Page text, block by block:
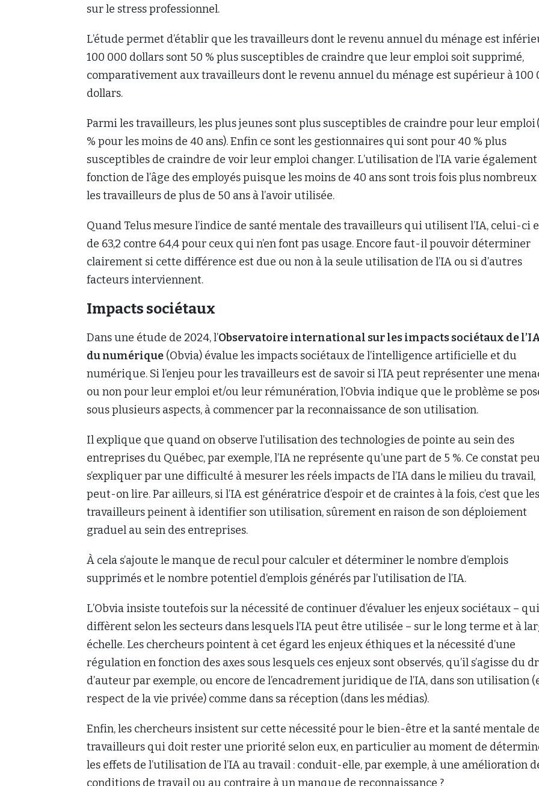
sur le stress professionnel.
L’étude permet d’établir que les travailleurs dont le revenu annuel du ménage est
100 000 dollars sont 50 % plus susceptibles de craindre que leur emploi soit supprimé,
comparativement aux travailleurs dont le revenu annuel du ménage est supérieur à 100
dollars.
Parmi les travailleurs, les plus jeunes sont plus susceptibles de craindre pour leur emploi
% pour les moins de 40 ans). Enfin ce sont les gestionnaires qui sont pour 40 % plus
susceptibles de craindre de voir leur emploi changer. L’utilisation de l’IA varie également
fonction de l’âge des employés puisque les moins de 40 ans sont trois fois plus
les travailleurs de plus de 50 ans à l’avoir utilisée.
Quand Telus mesure l’indice de santé mentale des travailleurs qui utilisent l’IA, celui-ci
de 63,2 contre 64,4 pour ceux qui n’en font pas usage. Encore faut-il pouvoir déterminer
clairement si cette différence est due ou non à la seule utilisation de l’IA ou si d’autres
facteurs interviennent.
Impacts sociétaux
Dans une étude de 2024, l’Observatoire international sur les impacts sociétaux de
du numérique (Obvia) évalue les impacts sociétaux de l’intelligence artificielle et du
numérique. Si l’enjeu pour les travailleurs est de savoir si l’IA peut représenter une
ou non pour leur emploi et/ou leur rémunération, l’Obvia indique que le problème se
sous plusieurs aspects, à commencer par la reconnaissance de son utilisation.
Il explique que quand on observe l’utilisation des technologies de pointe au sein des
entreprises du Québec, par exemple, l’IA ne représente qu’une part de 5 %. Ce constat
s’expliquer par une difficulté à mesurer les réels impacts de l’IA dans le milieu du travail,
peut-on lire. Par ailleurs, si l’IA est génératrice d’espoir et de craintes à la fois, c’est que les
travailleurs peinent à identifier son utilisation, sûrement en raison de son déploiement
graduel au sein des entreprises.
À cela s’ajoute le manque de recul pour calculer et déterminer le nombre d’emplois
supprimés et le nombre potentiel d’emplois générés par l’utilisation de l’IA.
L’Obvia insiste toutefois sur la nécessité de continuer d’évaluer les enjeux sociétaux – qui
diffèrent selon les secteurs dans lesquels l’IA peut être utilisée – sur le long terme et à
échelle. Les chercheurs pointent à cet égard les enjeux éthiques et la nécessité d’une
régulation en fonction des axes sous lesquels ces enjeux sont observés, qu’il s’agisse du
d’auteur par exemple, ou encore de l’encadrement juridique de l’IA, dans son utilisation
respect de la vie privée) comme dans sa réception (dans les médias).
Enfin, les chercheurs insistent sur cette nécessité pour le bien-être et la santé mentale
travailleurs qui doit rester une priorité selon eux, en particulier au moment de
les effets de l’utilisation de l’IA au travail : conduit-elle, par exemple, à une amélioration
conditions de travail ou au contraire à un manque de reconnaissance ?